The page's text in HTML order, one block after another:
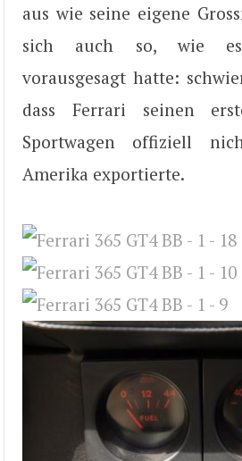
aus wie seine eigene
sich auch so, wie
vorausgesagt hatte:
dass Ferrari seinen
Sportwagen offiziell
Amerika exportierte.